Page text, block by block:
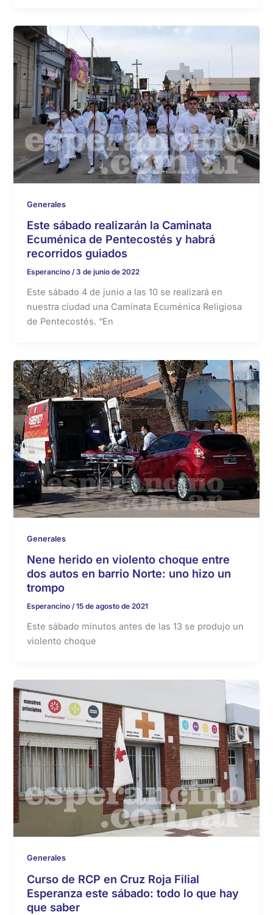
Generales
Este sábado realizarán la Caminata
Ecuménica de Pentecostés y habrá
recorridos guiados
Esperancino/3 de junio de 2022
Este sábado 4 de junio a las 10 se realizará en
nuestra ciudad una Caminata Ecuménica Religiosa
de Pentecostés. “En
Generales
Nene herido en violento choque entre
dos autos en barrio Norte: uno hizo un
trompo
Esperancino/15 de agosto de 2021
Este sábado minutos antes de las 13 se produjo un
violento choque
Generales
Curso de RCP en Cruz Roja Filial
Esperanza este sábado: todo lo que hay
que saber